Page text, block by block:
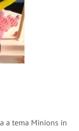
a tema Minions in